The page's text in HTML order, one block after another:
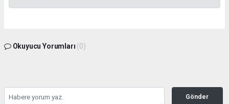
Okuyucu Yorumları (0)
Gönder